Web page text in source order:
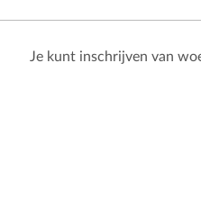
Je kunt inschrijven van